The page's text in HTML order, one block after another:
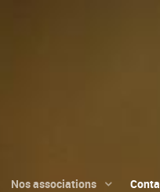
Nos associations